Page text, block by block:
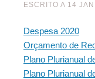
ESCRITO A 14
Despesa 2020
Orçamento de
Plano Plurianual
Plano Plurianual